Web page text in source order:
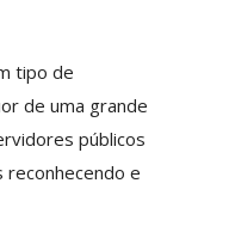
tipo de
de uma grande
públicos
e